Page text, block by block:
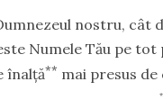
nostru, cât
Numele Tău pe tot
înalţă** mai presus de
*